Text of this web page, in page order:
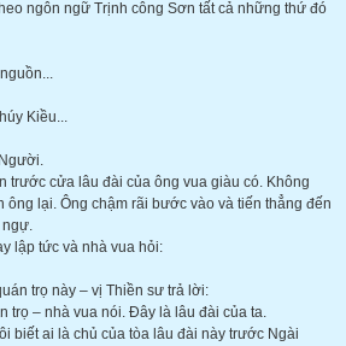
ngôn ngữ Trịnh công Sơn tất cả những thứ đó
Kiều...
trước cửa lâu đài của ông vua giàu có. Không
lại. Ông chậm rãi bước vào và tiến thẳng đến
ngự.
lập tức và nhà vua hỏi:
trọ này – vị Thiền sư trả lời:
trọ – nhà vua nói. Đây là lâu đài của ta.
biết ai là chủ của tòa lâu đài này trước Ngài